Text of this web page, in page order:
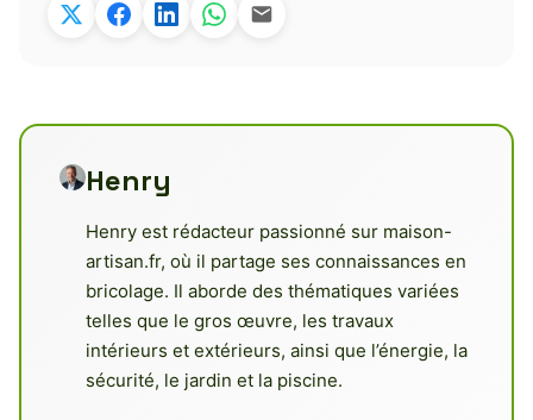
Henry
Henry est rédacteur passionné sur maison-
artisan.fr, où il partage ses connaissances en
bricolage. Il aborde des thématiques variées
telles que le gros œuvre, les travaux
intérieurs et extérieurs, ainsi que l’énergie, la
sécurité, le jardin et la piscine.